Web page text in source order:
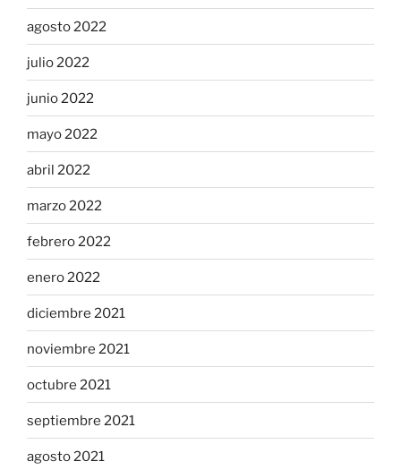
agosto 2022
julio 2022
junio 2022
mayo 2022
abril 2022
marzo 2022
febrero 2022
enero 2022
diciembre 2021
noviembre 2021
octubre 2021
septiembre 2021
agosto 2021